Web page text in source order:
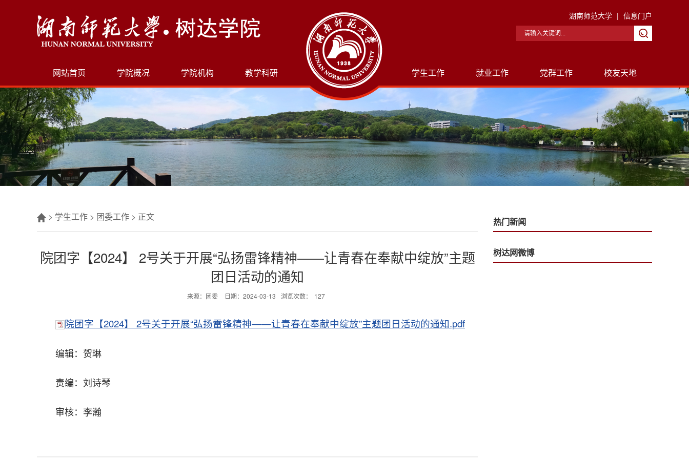
湖南师范大学 | 信息门户
网站首页 学院概况 学院机构 教学科研 学生工作 就业工作 党群工作 校友天地
热门新闻
树达网微博
> 学生工作 > 团委工作 > 正文
院团字【2024】 2号关于开展“弘扬雷锋精神——让青春在奉献中绽放”主题
团日活动的通知
来源：团委 日期：2024-03-13 浏览次数： 127
院团字【2024】 2号关于开展“弘扬雷锋精神——让青春在奉献中绽放”主题团日活动的通知.pdf
编辑：贺琳
责编：刘诗琴
审核：李瀚